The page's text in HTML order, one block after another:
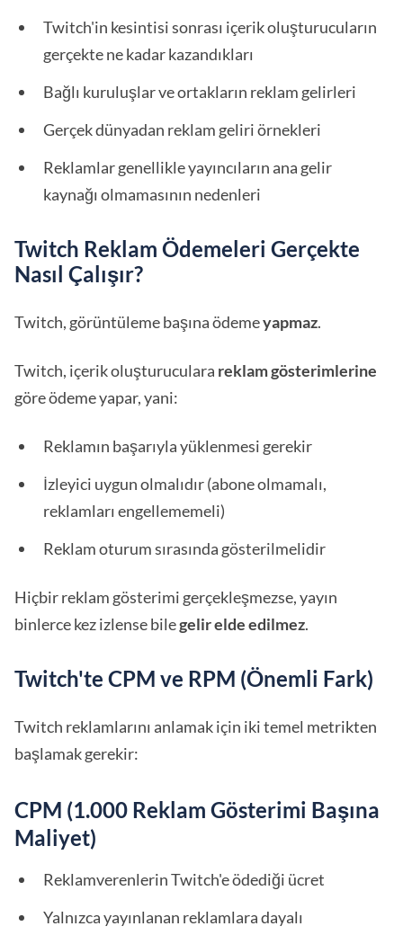
Twitch'in kesintisi sonrası içerik oluşturucuların
gerçekte ne kadar kazandıkları
Bağlı kuruluşlar ve ortakların reklam gelirleri
Gerçek dünyadan reklam geliri örnekleri
Reklamlar genellikle yayıncıların ana gelir
kaynağı olmamasının nedenleri
Twitch Reklam Ödemeleri Gerçekte
Nasıl Çalışır?
Twitch, görüntüleme başına ödemeyapmaz.
Twitch, içerik oluşturuculara reklam gösterimlerine
göre ödeme yapar, yani:
Reklamın başarıyla yüklenmesi gerekir
İzleyici uygun olmalıdır (abone olmamalı,
reklamları engellememeli)
Reklam oturum sırasında gösterilmelidir
Hiçbir reklam gösterimi gerçekleşmezse, yayın
binlerce kez izlense bilegelir elde edilmez.
Twitch'te CPM ve RPM (Önemli Fark)
Twitch reklamlarını anlamak için iki temel metrikten
başlamak gerekir:
CPM (1.000 Reklam Gösterimi Başına
Maliyet)
Reklamverenlerin Twitch'e ödediği ücret
Yalnızca yayınlanan reklamlara dayalı